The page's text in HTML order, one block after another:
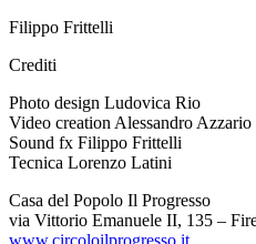
Filippo Frittelli
Crediti
Photo design Ludovica Rio
Video creation Alessandro Azzario
Sound fx Filippo Frittelli
Tecnica Lorenzo Latini
Casa del Popolo Il Progresso
via Vittorio Emanuele II, 135 –
www.circoloilprogresso.it